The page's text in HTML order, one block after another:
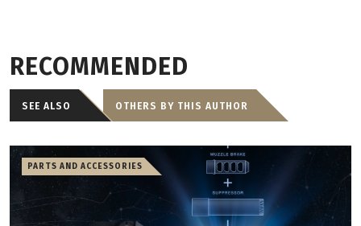
RECOMMENDED
SEE ALSO OTHERS BY THIS AUTHOR
PARTS AND ACCESSORIES